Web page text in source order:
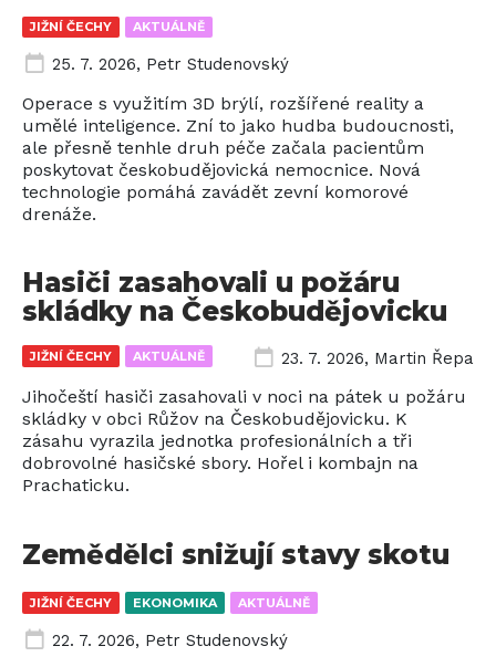
JIŽNÍ ČECHY AKTUÁLNĚ
25. 7. 2026, Petr Studenovský
Operace s využitím 3D brýlí, rozšířené reality a
umělé inteligence. Zní to jako hudba budoucnosti,
ale přesně tenhle druh péče začala pacientům
poskytovat českobudějovická nemocnice. Nová
technologie pomáhá zavádět zevní komorové
drenáže.
JIŽNÍ ČECHY AKTUÁLNĚ
Hasiči zasahovali u požáru
skládky na Českobudějovicku
23. 7. 2026, Martin Řepa
Jihočeští hasiči zasahovali v noci na pátek u požáru
skládky v obci Růžov na Českobudějovicku. K
zásahu vyrazila jednotka profesionálních a tři
dobrovolné hasičské sbory. Hořel i kombajn na
Prachaticku.
JIŽNÍ ČECHY EKONOMIKA AKTUÁLNĚ
Zemědělci snižují stavy skotu
22. 7. 2026, Petr Studenovský